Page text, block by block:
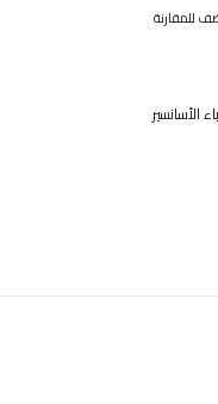
للمقارنة
الأسانسير